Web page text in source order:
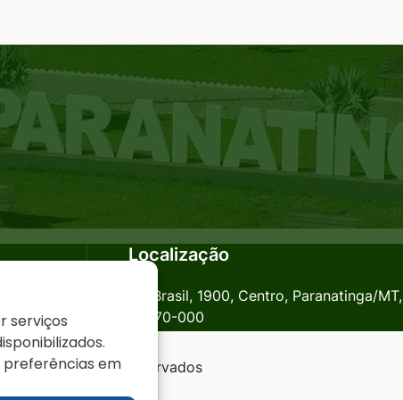
Localização
Av. Brasil, 1900, Centro, Paranatinga/MT,
78870-000
os direitos reservados
serviços
preferências em